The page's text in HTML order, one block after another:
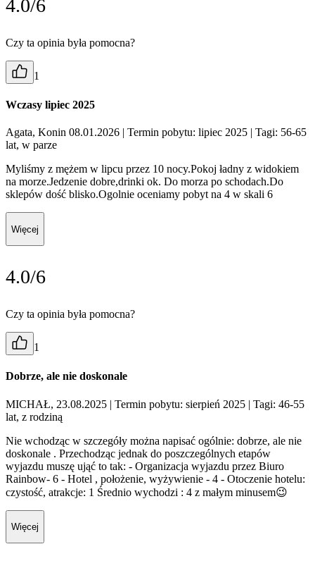
4.0/6
Czy ta opinia była pomocna?
1
Wczasy lipiec 2025
Agata, Konin 08.01.2026 | Termin pobytu: lipiec 2025 | Tagi: 56-65
lat, w parze
Myliśmy z mężem w lipcu przez 10 nocy.Pokoj ładny z widokiem
na morze.Jedzenie dobre,drinki ok. Do morza po schodach.Do
sklepów dość blisko.Ogolnie oceniamy pobyt na 4 w skali 6
Więcej
4.0/6
Czy ta opinia była pomocna?
1
Dobrze, ale nie doskonale
MICHAŁ, 23.08.2025 | Termin pobytu: sierpień 2025 | Tagi: 46-55
lat, z rodziną
Nie wchodząc w szczegóły można napisać ogólnie: dobrze, ale nie
doskonale . Przechodząc jednak do poszczególnych etapów
wyjazdu muszę ująć to tak: - Organizacja wyjazdu przez Biuro
Rainbow- 6 - Hotel , położenie, wyżywienie - 4 - Otoczenie hotelu:
czystość, atrakcje: 1 Średnio wychodzi : 4 z małym minusem😉
Więcej